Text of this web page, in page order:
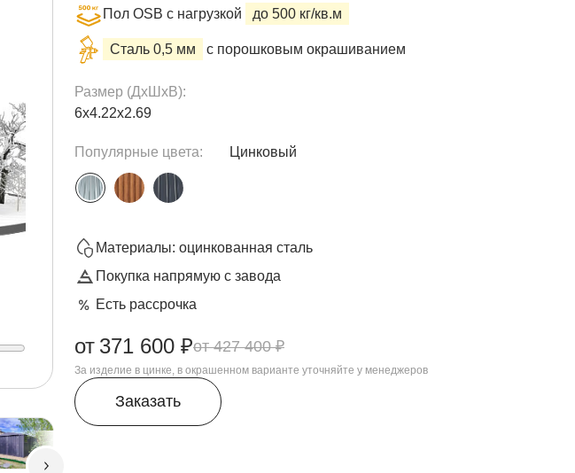
Пол OSB с нагрузкой до 500 кг/кв.м
Сталь 0,5 мм с порошковым окрашиванием
Размер (ДxШxВ):
6х4.22х2.69
Популярные цвета: Цинковый
Материалы: оцинкованная сталь
Покупка напрямую с завода
Есть рассрочка
427 400 ₽
от 371 600 ₽
За изделие в цинке, в окрашенном варианте уточняйте у менеджеров
Заказать